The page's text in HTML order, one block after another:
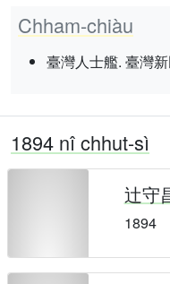
Chham-chiàu
臺灣人士艦. 臺灣
1894 nî chhut-sì
辻守
1894